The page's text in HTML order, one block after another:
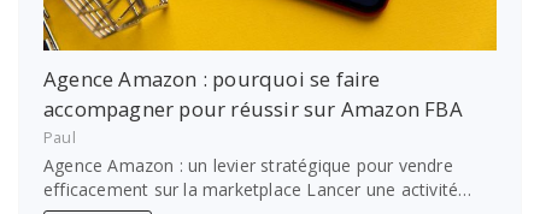
Agence Amazon : pourquoi se faire
accompagner pour réussir sur Amazon FBA
Paul
Agence Amazon : un levier stratégique pour vendre
efficacement sur la marketplace Lancer une activité…